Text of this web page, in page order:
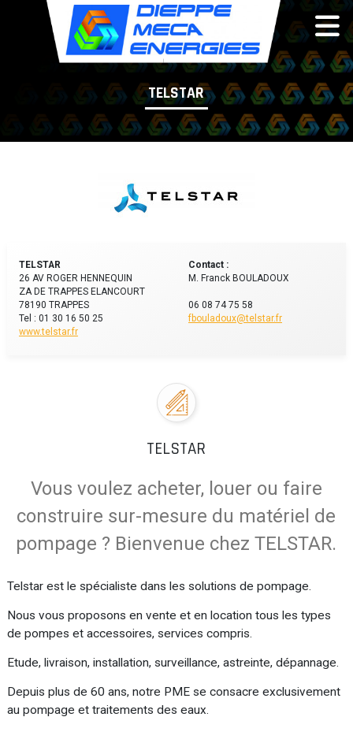
TELSTAR
TELSTAR
Vous voulez acheter, louer ou faire
construire sur-mesure du matériel de
pompage ? Bienvenue chez TELSTAR.
Telstar est le spécialiste dans les solutions de pompage.
Nous vous proposons en vente et en location tous les types
de pompes et accessoires, services compris.
Etude, livraison, installation, surveillance, astreinte, dépannage.
Depuis plus de 60 ans, notre PME se consacre exclusivement
au pompage et traitements des eaux.
TELSTAR
26 AV ROGER HENNEQUIN
ZA DE TRAPPES ELANCOURT
78190 TRAPPES
Tel : 01 30 16 50 25
www.telstar.fr
Contact :
M. Franck BOULADOUX
06 08 74 75 58
fbouladoux@telstar.fr
Panneau de gestion des cookies